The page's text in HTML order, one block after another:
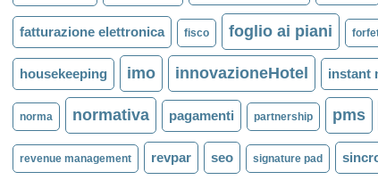
fatturazione elettronica fisco foglio ai piani
housekeeping imo innovazioneHotel instant
norma normativa pagamenti partnership pms
revenue management revpar seo signature pad